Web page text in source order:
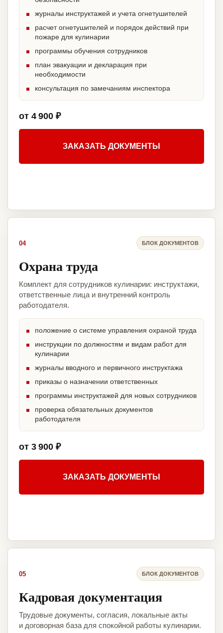
журналы инструктажей и учета огнетушителей
расчет огнетушителей и порядок действий при
пожаре для кулинарии
программы обучения сотрудников
план эвакуации и декларация при
необходимости
консультация по замечаниям инспектора
от 4 900 ₽
ЗАКАЗАТЬ ДОКУМЕНТЫ
04 БЛОК ДОКУМЕНТОВ
Охрана труда
Комплект для сотрудников кулинарии: инструктажи,
ответственные лица и внутренний контроль
работодателя.
положение о системе управления охраной труда
инструкции по должностям и видам работ для
кулинарии
журналы вводного и первичного инструктажа
приказы о назначении ответственных
программы инструктажей для новых сотрудников
проверка обязательных документов
работодателя
от 3 900 ₽
ЗАКАЗАТЬ ДОКУМЕНТЫ
05 БЛОК ДОКУМЕНТОВ
Кадровая документация
Трудовые документы, согласия, локальные акты
и договорная база для спокойной работы кулинарии.